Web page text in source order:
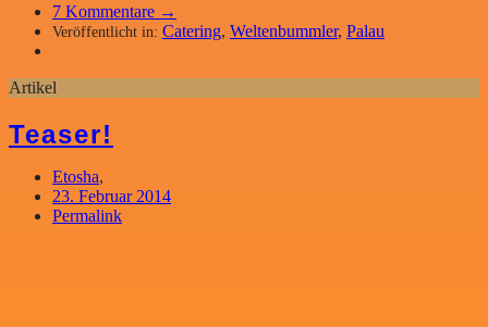
7 Kommentare →
Veröffentlicht in: Catering, Weltenbummler, Palau
Artikel
Teaser!
Etosha,
23. Februar 2014
Permalink